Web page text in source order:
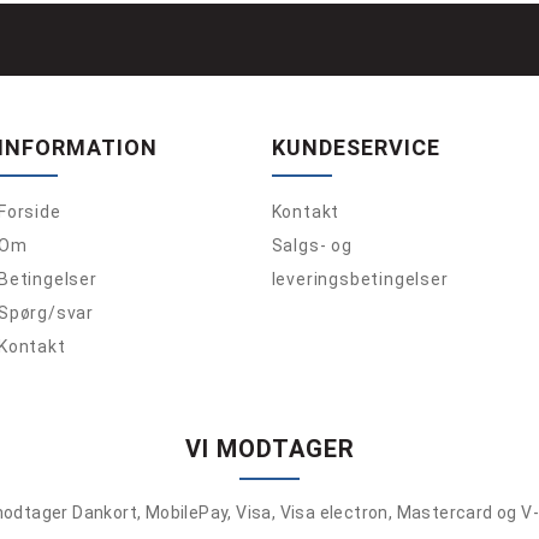
svar
KUNDESERVICE
Kontakt
Salgs- og
leveringsbetingelser
VI MODTAGER
Dankort, MobilePay, Visa, Visa electron, Mastercard og